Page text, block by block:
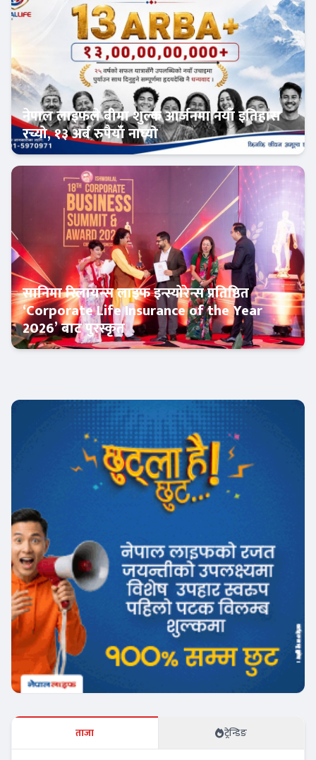
नेपाल लाइफले बीमा शुल्क आर्जनमा नयाँ इतिहास
रच्यो, १३ अर्ब रुपैयाँ नाघ्यो
सानिमा रिलायन्स लाइफ इन्स्योरेन्स प्रतिष्ठित
‘Corporate Life Insurance of the Year
2026’ बाट पुरस्कृत
ताजा ट्रेन्डिङ